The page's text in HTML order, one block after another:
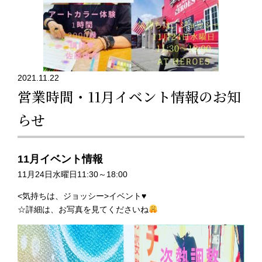
2021.11.22
営業時間・11月イベント情報のお知
らせ
11月イベント情報
11月24日水曜日11:30～18:00
<気持ちは、ジョッシー>イベント♥️
☆詳細は、お写真を見てくださいね